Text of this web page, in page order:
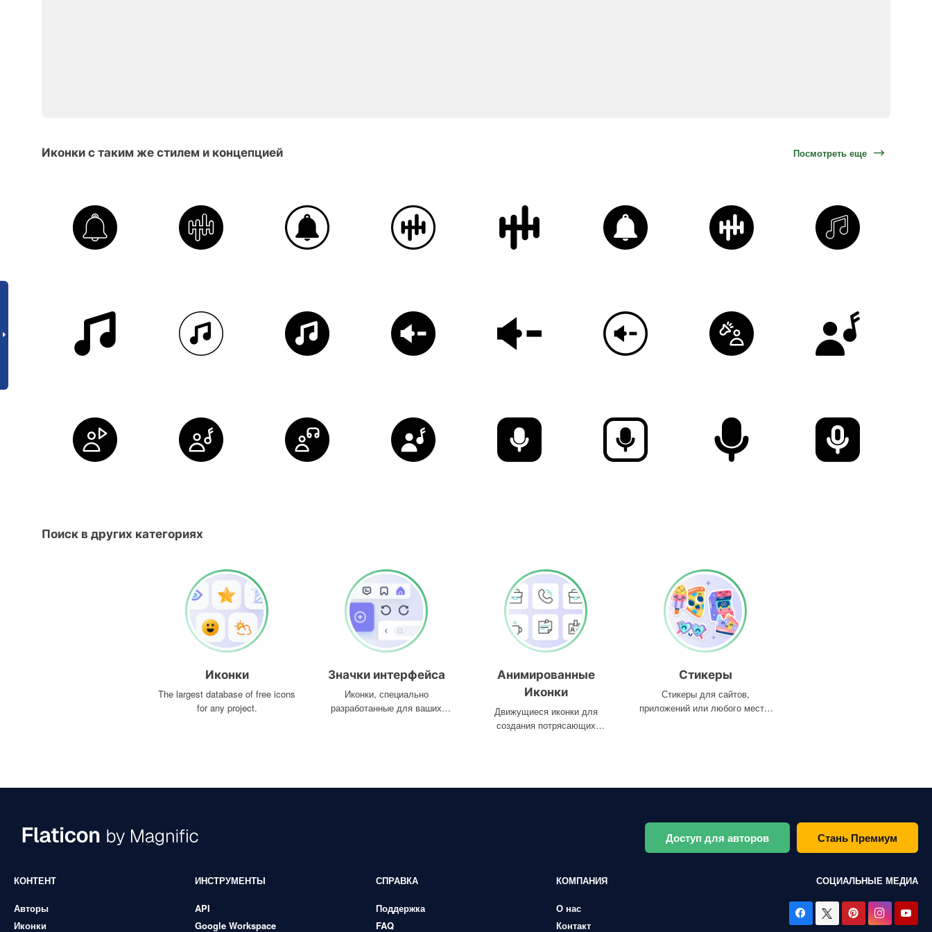
Иконки с таким же стилем и концепцией Посмотреть еще
Поиск в других категориях
Иконки
The largest database of free icons
for any project.
Значки интерфейса
Иконки, специально
разработанные для ваших
Анимированные
Иконки
Движущиеся иконки для
создания потрясающих
Стикеры
Стикеры для сайтов,
приложений или любого места,
Доступ для авторов Стань Премиум
КОНТЕНТ
Авторы
Иконки
ИНСТРУМЕНТЫ
API
Google Workspace
СПРАВКА
Поддержка
FAQ
КОМПАНИЯ
О нас
Контакт
СОЦИАЛЬНЫЕ МЕДИА